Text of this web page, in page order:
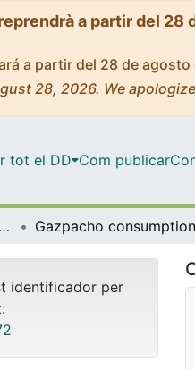
a partir del 28
a partir del 28 de
28, 2026. We
tot el DD Com publicar
Articles publicats en revistes (Nutrició, Ciències de l'Alimentació i Gastronomia)
identificador per